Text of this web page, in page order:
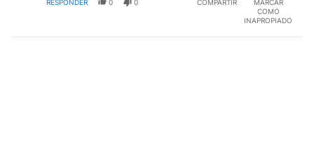
RESPONDER 0 0 COMPARTIR
MARCAR
COMO
INAPROPIADO